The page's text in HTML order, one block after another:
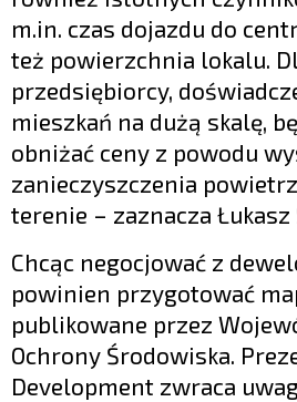
m.in. czas dojazdu do
też powierzchnia lokalu.
przedsiębiorcy,
mieszkań na dużą skalę,
obniżać ceny z powodu
zanieczyszczenia
terenie – zaznacza Łukasz
Chcąc negocjować z
powinien przygotować
publikowane przez
Ochrony Środowiska.
Development zwraca